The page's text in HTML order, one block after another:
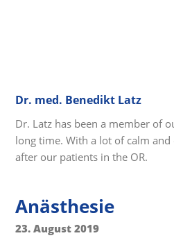
Dr. med. Benedikt Latz
Dr. Latz has been a member of
long time. With a lot of calm
after our patients in the OR.
Anästhesie
23. August 2019